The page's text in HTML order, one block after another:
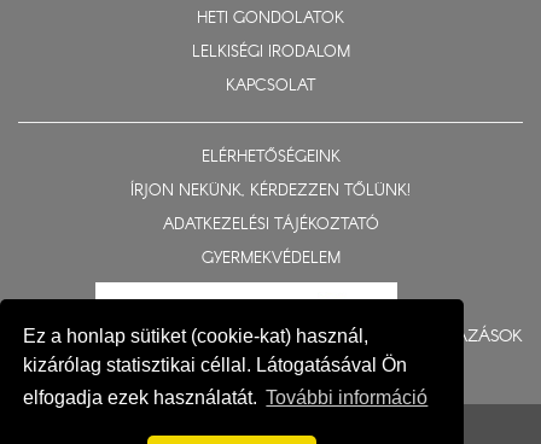
Ez a honlap sütiket (cookie-kat) használ,
kizárólag statisztikai céllal. Látogatásával Ön
elfogadja ezek használatát. További információ
HETI GONDOLATOK
LELKISÉGI IRODALOM
KAPCSOLAT
ELÉRHETŐSÉGEINK
ÍRJON NEKÜNK, KÉRDEZZEN TŐLÜNK!
ADATKEZELÉSI TÁJÉKOZTATÓ
GYERMEKVÉDELEM
BERUHÁZÁSOK